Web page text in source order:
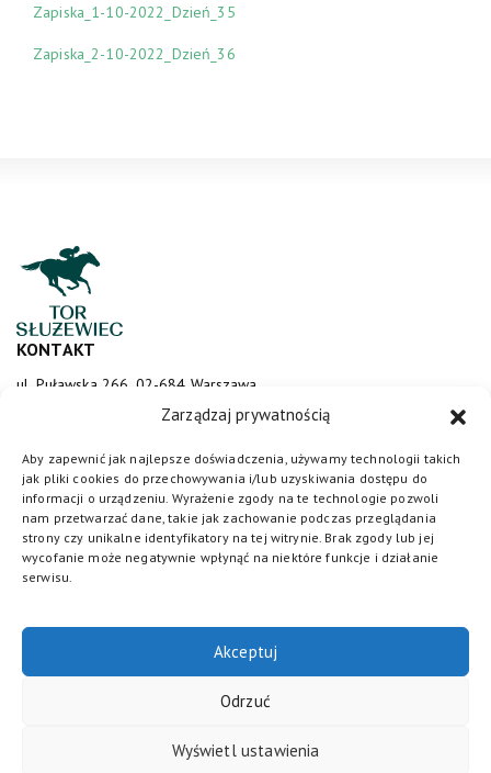
Zarządzaj prywatnością
Aby zapewnić jak najlepsze doświadczenia, używamy technologii takich
jak pliki cookies do przechowywania i/lub uzyskiwania dostępu do
informacji o urządzeniu. Wyrażenie zgody na te technologie pozwoli
nam przetwarzać dane, takie jak zachowanie podczas przeglądania
strony czy unikalne identyfikatory na tej witrynie. Brak zgody lub jej
wycofanie może negatywnie wpłynąć na niektóre funkcje i działanie
serwisu.
Akceptuj
Odrzuć
Wyświetl ustawienia
Zapiska_1-10-2022_Dzień_35
Zapiska_2-10-2022_Dzień_36
KONTAKT
ul. Puławska 266, 02-684 Warszawa
sluzewiec@totalizator.pl
KONTAKT DLA MEDIÓW
media@torsluzewiec.pl
DOŁĄCZ DO NAS